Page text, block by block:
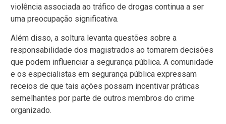
violência associada ao tráfico de drogas continua a ser
uma preocupação significativa.
Além disso, a soltura levanta questões sobre a
responsabilidade dos magistrados ao tomarem decisões
que podem influenciar a segurança pública. A comunidade
e os especialistas em segurança pública expressam
receios de que tais ações possam incentivar práticas
semelhantes por parte de outros membros do crime
organizado.